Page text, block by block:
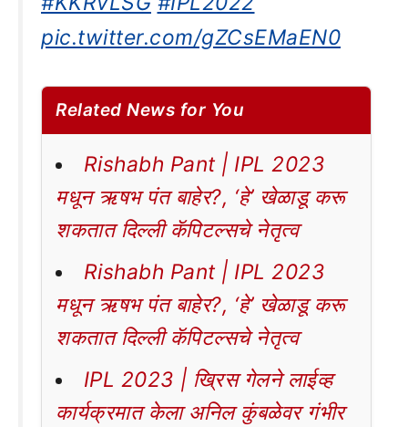
pic.twitter.com/gZCsEMaEN0
Related News for You
Rishabh Pant | IPL 2023
मधून ऋषभ पंत बाहेर?, ‘हे’ खेळाडू करू
शकतात दिल्ली कॅपिटल्सचे नेतृत्व
Rishabh Pant | IPL 2023
मधून ऋषभ पंत बाहेर?, ‘हे’ खेळाडू करू
शकतात दिल्ली कॅपिटल्सचे नेतृत्व
IPL 2023 | ख्रिस गेलने लाईव्ह
कार्यक्रमात केला अनिल कुंबळेवर गंभीर